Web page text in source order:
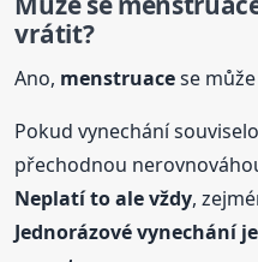
vrátit?
Ano, menstruacese
Pokud vynechání
přechodnou
Neplatí to ale vždy,
Jednorázové vynechání